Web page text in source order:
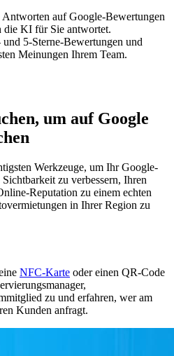
Antworten auf Google-Bewertungen
die KI für Sie antwortet.
5-Sterne-Bewertungen und
Meinungen Ihrem Team.
um auf Google
Werkzeuge, um Ihr Google-
zu verbessern, Ihren
Reputation zu einem echten
in Ihrer Region zu
NFC-Karte oder einen QR-Code
zu und erfahren, wer am
Kunden anfragt.